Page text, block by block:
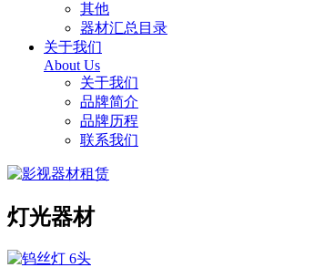
其他
器材汇总目录
关于我们
About Us
关于我们
品牌简介
品牌历程
联系我们
灯光器材